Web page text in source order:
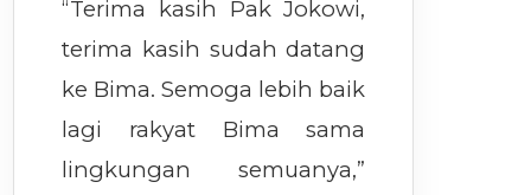
“Terima kasih Pak Jokowi,
terima kasih sudah datang
ke Bima. Semoga lebih baik
lagi rakyat Bima sama
lingkungan semuanya,”